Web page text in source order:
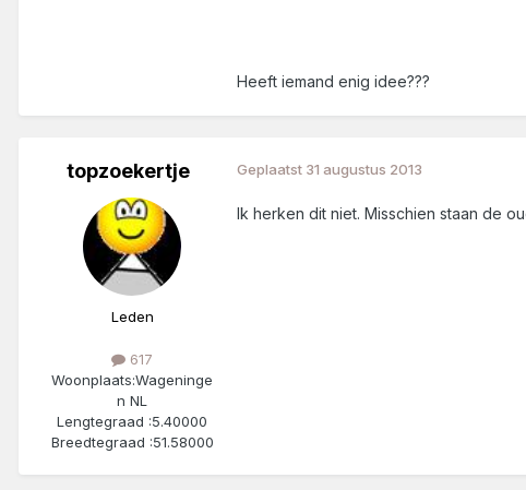
Heeft iemand enig idee???
topzoekertje
Leden
617
Woonplaats:Wageninge
n NL
Lengtegraad :5.40000
Breedtegraad :51.58000
Geplaatst 31 augustus 2013
Ik herken dit niet. Misschien staan de